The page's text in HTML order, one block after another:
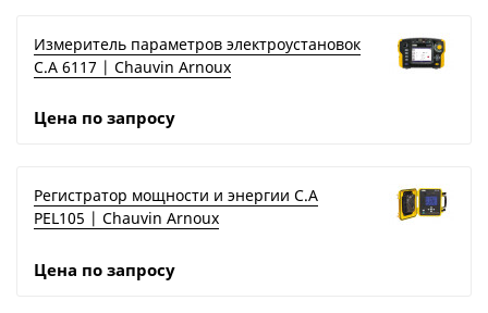
Измеритель параметров электроустановок
C.A 6117 | Chauvin Arnoux
Цена по запросу
Регистратор мощности и энергии C.A
PEL105 | Chauvin Arnoux
Цена по запросу